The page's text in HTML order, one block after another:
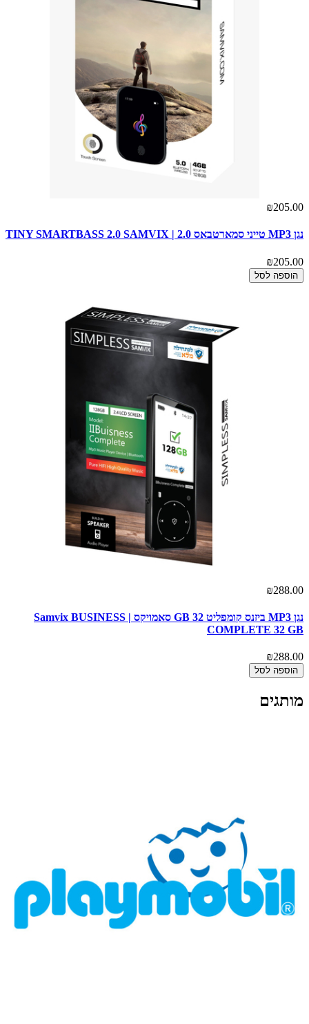
₪205.00
נגן MP3 טייני סמארטבאס 2.0 | TINY SMARTBASS 2.0 SAMVIX
₪205.00
הוספה לסל
₪288.00
נגן MP3 ביזנס קומפליט 32 GB סאמויקס | Samvix BUSINESS
COMPLETE 32 GB
₪288.00
הוספה לסל
מותגים